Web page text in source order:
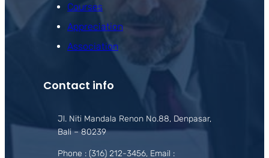
Courses
Appreciation
Association
Contact info
Jl. Niti Mandala Renon No.88, Denpasar,
Bali – 80239
Phone : (316) 212-3456, Email :